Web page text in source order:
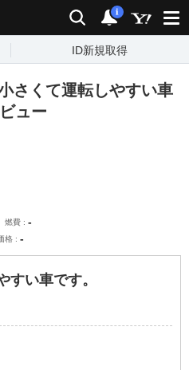
検索 通知
i
ID新規取得
さくて運転しやすい車
ュー
燃費 -
格 -
すい車です。